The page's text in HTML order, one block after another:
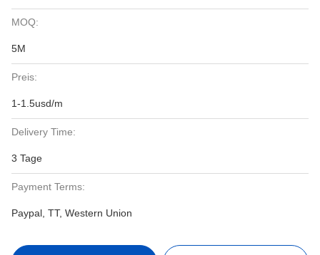
MOQ:
5M
Preis:
1-1.5usd/m
Delivery Time:
3 Tage
Payment Terms:
Paypal, TT, Western Union